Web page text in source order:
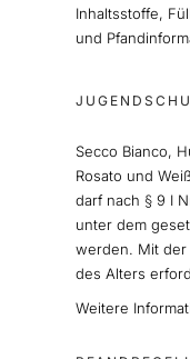
Inhaltsstoffe,
und
Secco Bianco,
Rosato und
darf nach § 9 I
unter dem
werden. Mit der
des Alters
Weitere